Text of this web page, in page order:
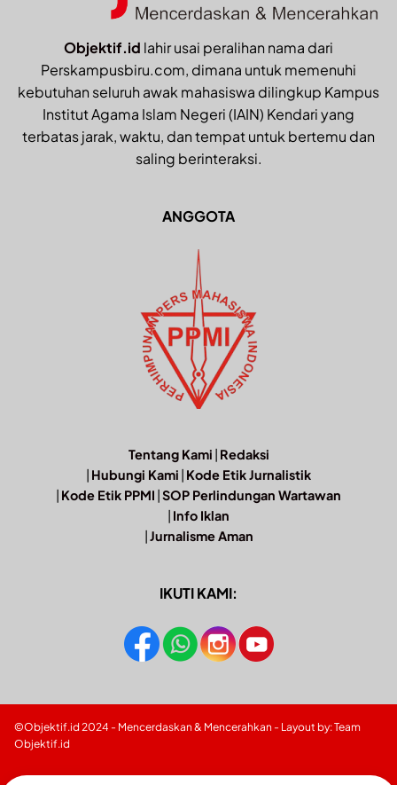
Objektif.id lahir usai peralihan nama dari
Perskampusbiru.com, dimana untuk memenuhi
kebutuhan seluruh awak mahasiswa dilingkup Kampus
Institut Agama Islam Negeri (IAIN) Kendari yang
terbatas jarak, waktu, dan tempat untuk bertemu dan
saling berinteraksi.
ANGGOTA
Tentang Kami | Redaksi
| Hubungi Kami | Kode Etik Jurnalistik
| Kode Etik PPMI |SOP Perlindungan Wartawan
| Info Iklan
|Jurnalisme Aman
IKUTI KAMI:
©Objektif.id 2024 - Mencerdaskan & Mencerahkan - Layout by: Team
Objektif.id